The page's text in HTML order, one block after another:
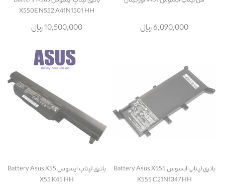
6,090,000 ریال
X550E N552 A41N1501 HH
10,500,000 ریال
باتری لپتاپ ایسوس Battery Asus X555
K555 C21N1347 HH
باتری لپتاپ ایسوس Battery Asus K55
X55 K45 HH